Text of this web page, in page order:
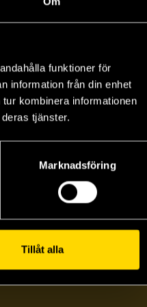
funktioner för
information från din enhet
kombinera informationen
tjänster.
Marknadsföring
Tillåt alla
and